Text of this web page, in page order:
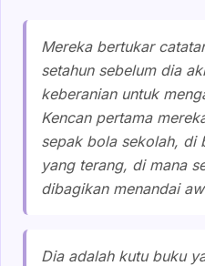
Mereka bertukar
setahun sebelum dia
keberanian untuk
Kencan pertama
sepak bola sekolah, di
yang terang, di mana
dibagikan menandai
Dia adalah kutu buku